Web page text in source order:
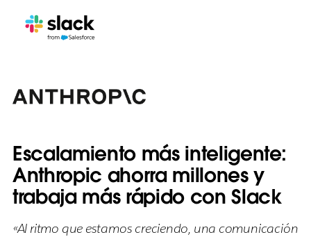
Escalamiento más inteligente:
Anthropic ahorra millones y
trabaja más rápido con Slack
«Al ritmo que estamos creciendo, una comunicación